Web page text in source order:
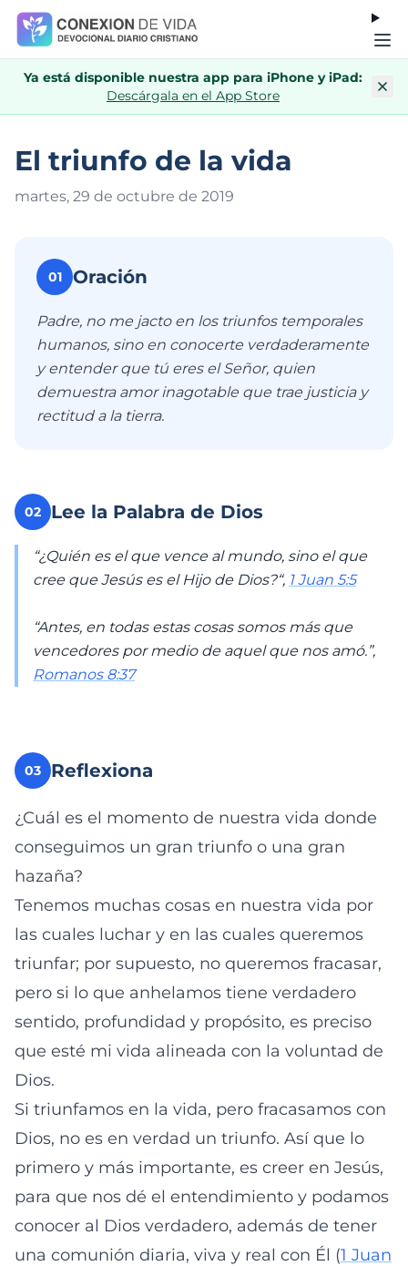
Ya está disponible nuestra app para iPhone y iPad:
Descárgala en el App Store
El triunfo de la vida
martes, 29 de octubre de 2019
01 Oración
Padre, no me jacto en los triunfos temporales
humanos, sino en conocerte verdaderamente
y entender que tú eres el Señor, quien
demuestra amor inagotable que trae justicia y
rectitud a la tierra.
02 Lee la Palabra de Dios
“¿Quién es el que vence al mundo, sino el que
cree que Jesús es el Hijo de Dios?“, 1 Juan 5:5
“Antes, en todas estas cosas somos más que
vencedores por medio de aquel que nos amó.”,
Romanos 8:37
03 Reflexiona
¿Cuál es el momento de nuestra vida donde
conseguimos un gran triunfo o una gran
hazaña?
Tenemos muchas cosas en nuestra vida por
las cuales luchar y en las cuales queremos
triunfar; por supuesto, no queremos fracasar,
pero si lo que anhelamos tiene verdadero
sentido, profundidad y propósito, es preciso
que esté mi vida alineada con la voluntad de
Dios.
Si triunfamos en la vida, pero fracasamos con
Dios, no es en verdad un triunfo. Así que lo
primero y más importante, es creer en Jesús,
para que nos dé el entendimiento y podamos
conocer al Dios verdadero, además de tener
una comunión diaria, viva y real con Él (1 Juan